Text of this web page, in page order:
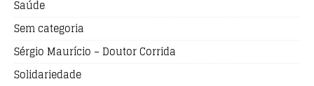
Saúde
Sem categoria
Sérgio Maurício – Doutor Corrida
Solidariedade